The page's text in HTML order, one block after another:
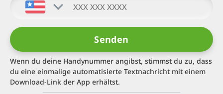
Wenn du deine Handynummer angibst, stimmst du zu, dass
du eine einmalige automatisierte Textnachricht mit einem
Download-Link der App erhältst.